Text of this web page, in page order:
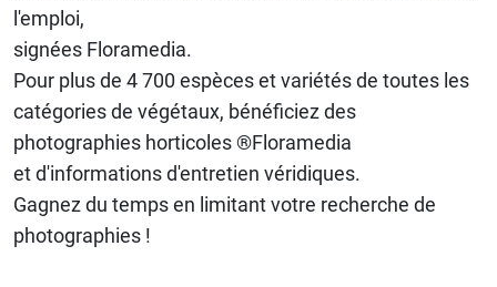
l'emploi,
signées Floramedia.
Pour plus de 4 700 espèces et variétés de toutes les
catégories de végétaux, bénéficiez des
photographies horticoles ®Floramedia
et d'informations d'entretien véridiques.
Gagnez du temps en limitant votre recherche de
photographies !